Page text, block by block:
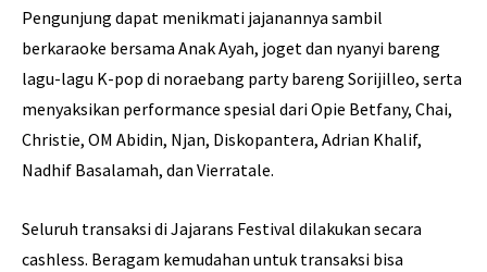
Pengunjung dapat menikmati jajanannya sambil
berkaraoke bersama Anak Ayah, joget dan nyanyi bareng
lagu-lagu K-pop di noraebang party bareng Sorijilleo, serta
menyaksikan performance spesial dari Opie Betfany, Chai,
Christie, OM Abidin, Njan, Diskopantera, Adrian Khalif,
Nadhif Basalamah, dan Vierratale.
Seluruh transaksi di Jajarans Festival dilakukan secara
cashless. Beragam kemudahan untuk transaksi bisa